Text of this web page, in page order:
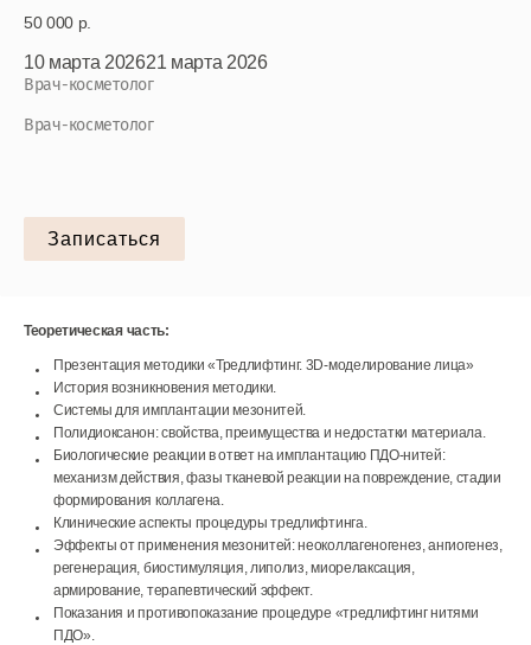
50 000 р.
10 марта 202621 марта 2026
Врач-косметолог
Врач-косметолог
Записаться
Теоретическая часть:
Презентация методики «Тредлифтинг. 3D-моделирование лица»
История возникновения методики.
Системы для имплантации мезонитей.
Полидиоксанон: свойства, преимущества и недостатки материала.
Биологические реакции в ответ на имплантацию ПДО-нитей:
механизм действия, фазы тканевой реакции на повреждение, стадии
формирования коллагена.
Клинические аспекты процедуры тредлифтинга.
Эффекты от применения мезонитей: неоколлагеногенез, ангиогенез,
регенерация, биостимуляция, липолиз, миорелаксация,
армирование, терапевтический эффект.
Показания и противопоказание процедуре «тредлифтинг нитями
ПДО».